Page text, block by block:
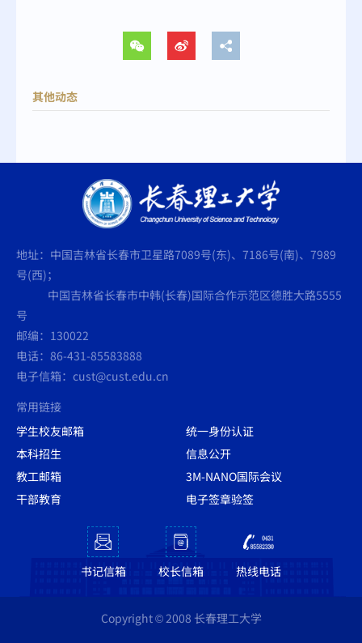
其他动态
地址：中国吉林省长春市卫星路7089号(东)、7186号(南)、7989
号(西)；
中国吉林省长春市中韩(长春)国际合作示范区德胜大路5555
号
邮编：130022
电话：86-431-85583888
电子信箱：cust@cust.edu.cn
常用链接
学生校友邮箱
统一身份认证
本科招生
信息公开
教工邮箱
3M-NANO国际会议
干部教育
电子签章验签
书记信箱 校长信箱 热线电话
Copyright © 2008 长春理工大学